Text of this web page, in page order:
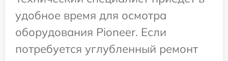
удобное время для осмотра
оборудования Pioneer. Если
потребуется углубленный ремонт